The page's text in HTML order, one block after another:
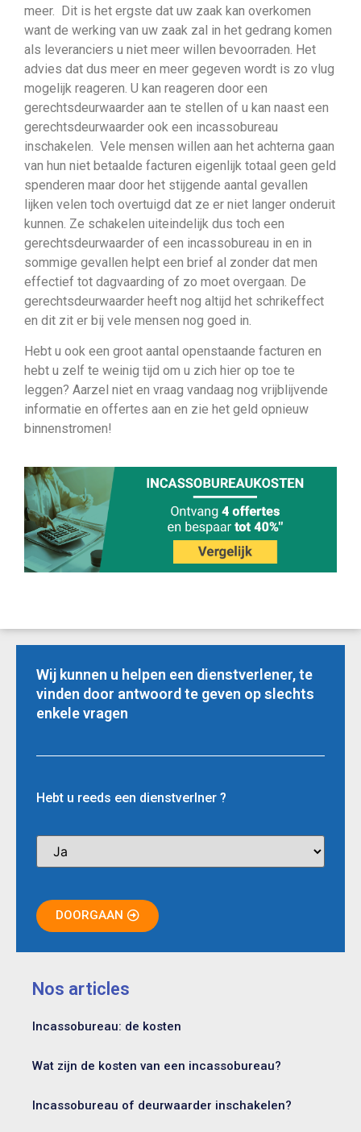
meer. Dit is het ergste dat uw zaak kan overkomen
want de werking van uw zaak zal in het gedrang komen
als leveranciers u niet meer willen bevoorraden. Het
advies dat dus meer en meer gegeven wordt is zo vlug
mogelijk reageren. U kan reageren door een
gerechtsdeurwaarder aan te stellen of u kan naast een
gerechtsdeurwaarder ook een incassobureau
inschakelen. Vele mensen willen aan het achterna gaan
van hun niet betaalde facturen eigenlijk totaal geen geld
spenderen maar door het stijgende aantal gevallen
lijken velen toch overtuigd dat ze er niet langer onderuit
kunnen. Ze schakelen uiteindelijk dus toch een
gerechtsdeurwaarder of een incassobureau in en in
sommige gevallen helpt een brief al zonder dat men
effectief tot dagvaarding of zo moet overgaan. De
gerechtsdeurwaarder heeft nog altijd het schrikeffect
en dit zit er bij vele mensen nog goed in.
Hebt u ook een groot aantal openstaande facturen en
hebt u zelf te weinig tijd om u zich hier op toe te
leggen? Aarzel niet en vraag vandaag nog vrijblijvende
informatie en offertes aan en zie het geld opnieuw
binnenstromen!
Wij kunnen u helpen een dienstverlener, te
vinden door antwoord te geven op slechts
enkele vragen
Hebt u reeds een dienstverlner ?
DOORGAAN
Nos articles
Incassobureau: de kosten
Wat zijn de kosten van een incassobureau?
Incassobureau of deurwaarder inschakelen?